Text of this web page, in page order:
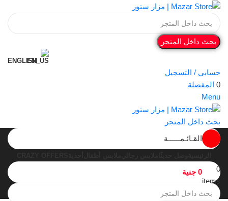
بحث داخل المتجر
ENGLISH
حسابي / التسجيل
0 المفضلة
Menu
بحث داخل المتجر
القـائـمــــــة
0
items
0 جنية